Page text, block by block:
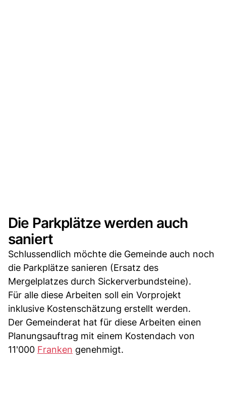
Die Parkplätze werden auch
saniert
Schlussendlich möchte die Gemeinde auch noch
die Parkplätze sanieren (Ersatz des
Mergelplatzes durch Sickerverbundsteine).
Für alle diese Arbeiten soll ein Vorprojekt
inklusive Kostenschätzung erstellt werden.
Der Gemeinderat hat für diese Arbeiten einen
Planungsauftrag mit einem Kostendach von
11'000 Franken genehmigt.